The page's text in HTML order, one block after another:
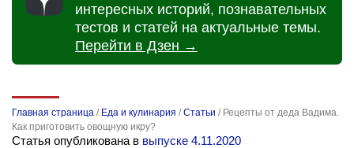
интересных историй, познавательных
тестов и статей на актуальные темы.
Перейти в Дзен →
Главная страница / Еда и кулинария /Статьи / Рецепты от деда Вадима.
Как приготовить овощную икру?
Статья опубликована в выпуске 4.11.2020